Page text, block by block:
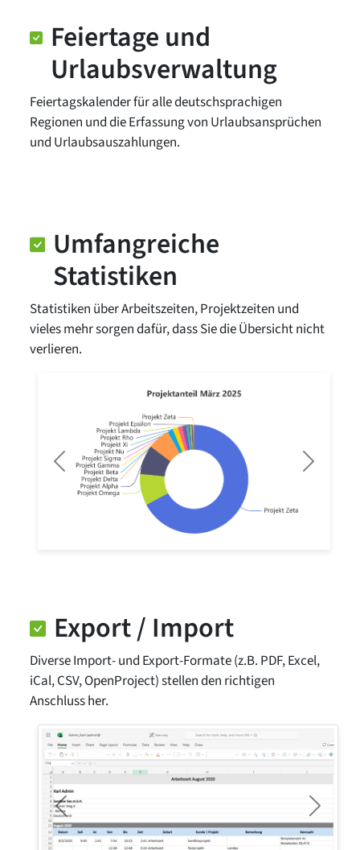
Feiertage und
Urlaubsverwaltung
Feiertagskalender für alle deutschsprachigen
Regionen und die Erfassung von Urlaubsansprüchen
und Urlaubsaus­zahlungen.
Umfangreiche
Statistiken
Statistiken über Arbeitszeiten, Projektzeiten und
vieles mehr sorgen dafür, dass Sie die Übersicht nicht
verlieren.
Previous Next
Export / Import
Diverse Import- und Export-Formate (z.B. PDF, Excel,
iCal, CSV, OpenProject) stellen den richtigen
Anschluss her.
Previous Next